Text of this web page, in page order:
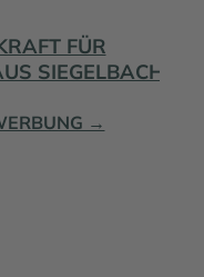
DETAILS &